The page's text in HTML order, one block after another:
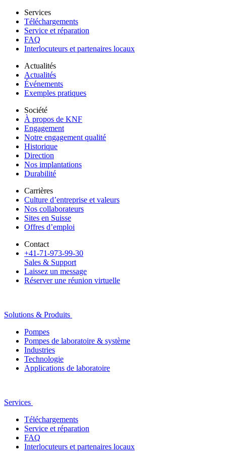
Services
Téléchargements
Service et réparation
FAQ
Interlocuteurs et partenaires locaux
Actualités
Actualités
Événements
Exemples pratiques
Société
À propos de KNF
Engagement
Notre engagement qualité
Historique
Direction
Nos implantations
Durabilité
Carrières
Culture d’entreprise et valeurs
Nos collaborateurs
Sites en Suisse
Offres d’emploi
Contact
+41-71-973-99-30
Sales & Support
Laissez un message
Réserver une réunion virtuelle
Solutions & Produits
Pompes
Pompes de laboratoire & système
Industries
Technologie
Applications de laboratoire
Services
Téléchargements
Service et réparation
FAQ
Interlocuteurs et partenaires locaux